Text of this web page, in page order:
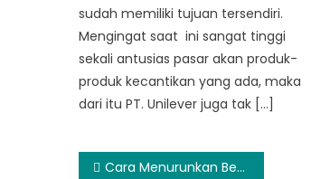
sudah memiliki tujuan tersendiri.
Mengingat saat ini sangat tinggi
sekali antusias pasar akan produk-
produk kecantikan yang ada, maka
dari itu PT. Unilever juga tak […]
Post
Cara Menurunkan Berat Badan yang Tepat dengan Olahraga